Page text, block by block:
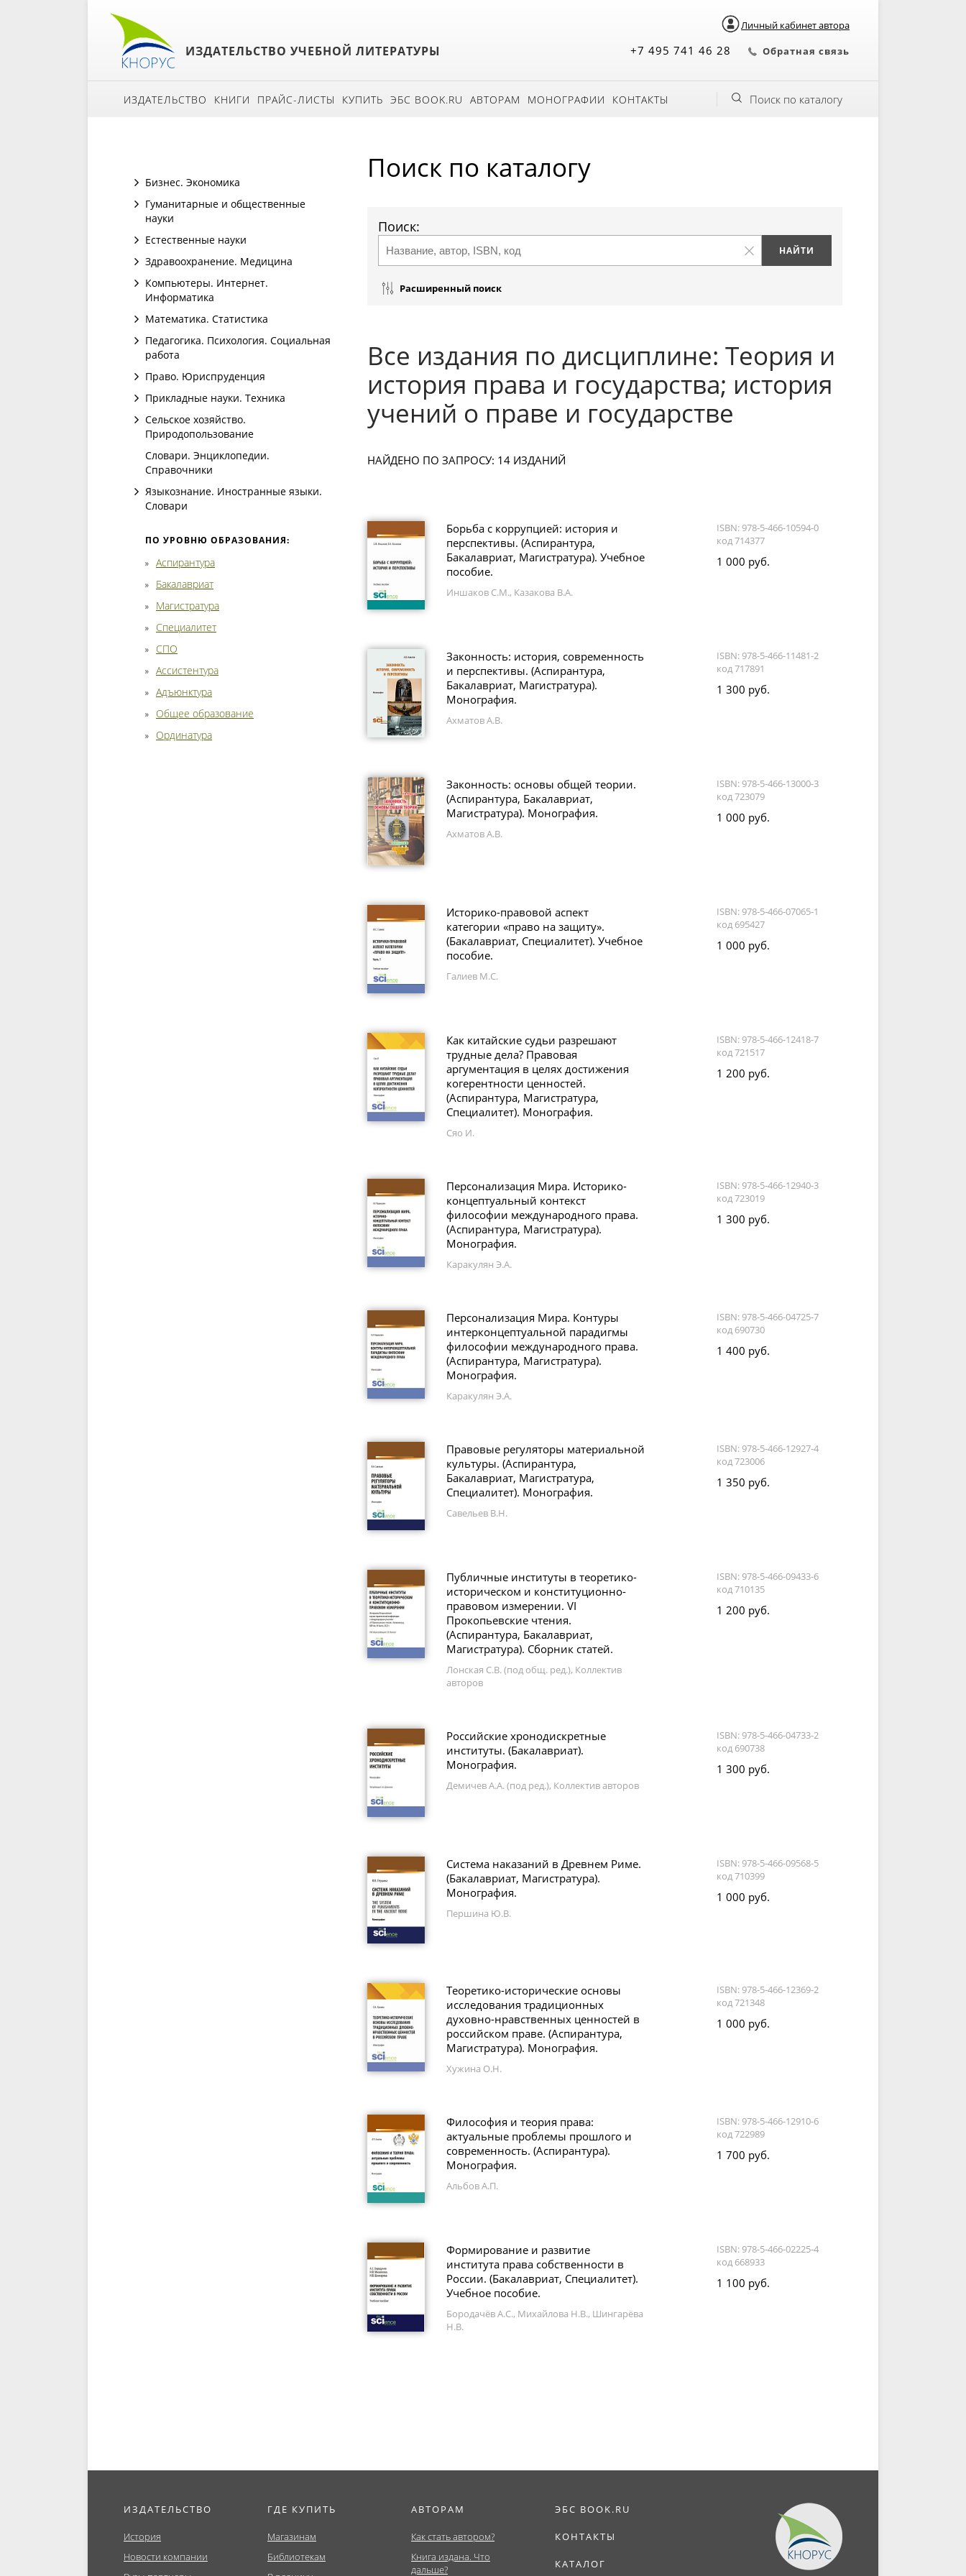
Личный кабинет автора
ИЗДАТЕЛЬСТВО УЧЕБНОЙ ЛИТЕРАТУРЫ +7 495 741 46 28 Обратная связь
ИЗДАТЕЛЬСТВО КНИГИ ПРАЙС-ЛИСТЫ КУПИТЬ ЭБС BOOK.RU АВТОРАМ МОНОГРАФИИ КОНТАКТЫ Поиск по каталогу
Бизнес. Экономика
Гуманитарные и общественные
науки
Естественные науки
Здравоохранение. Медицина
Компьютеры. Интернет.
Информатика
Математика. Статистика
Педагогика. Психология. Социальная
работа
Право. Юриспруденция
Прикладные науки. Техника
Сельское хозяйство.
Природопользование
Словари. Энциклопедии.
Справочники
Языкознание. Иностранные языки.
Словари
ПО УРОВНЮ ОБРАЗОВАНИЯ:
Аспирантура
Бакалавриат
Магистратура
Специалитет
СПО
Ассистентура
Адъюнктура
Общее образование
Ординатура
Поиск по каталогу
Поиск:
Расширенный поиск
Все издания по дисциплине: Теория и
история права и государства; история
учений о праве и государстве
НАЙДЕНО ПО ЗАПРОСУ: 14 ИЗДАНИЙ
Борьба с коррупцией: история и
перспективы. (Аспирантура,
Бакалавриат, Магистратура). Учебное
пособие.
Иншаков С.М., Казакова В.А.
ISBN: 978-5-466-10594-0
код 714377
1 000 руб.
Законность: история, современность
и перспективы. (Аспирантура,
Бакалавриат, Магистратура).
Монография.
Ахматов А.В.
ISBN: 978-5-466-11481-2
код 717891
1 300 руб.
Законность: основы общей теории.
(Аспирантура, Бакалавриат,
Магистратура). Монография.
Ахматов А.В.
ISBN: 978-5-466-13000-3
код 723079
1 000 руб.
Историко-правовой аспект
категории «право на защиту».
(Бакалавриат, Специалитет). Учебное
пособие.
Галиев М.С.
ISBN: 978-5-466-07065-1
код 695427
1 000 руб.
Как китайские судьи разрешают
трудные дела? Правовая
аргументация в целях достижения
когерентности ценностей.
(Аспирантура, Магистратура,
Специалитет). Монография.
Сяо И.
ISBN: 978-5-466-12418-7
код 721517
1 200 руб.
Персонализация Мира. Историко-
концептуальный контекст
философии международного права.
(Аспирантура, Магистратура).
Монография.
Каракулян Э.А.
ISBN: 978-5-466-12940-3
код 723019
1 300 руб.
Персонализация Мира. Контуры
интерконцептуальной парадигмы
философии международного права.
(Аспирантура, Магистратура).
Монография.
Каракулян Э.А.
ISBN: 978-5-466-04725-7
код 690730
1 400 руб.
Правовые регуляторы материальной
культуры. (Аспирантура,
Бакалавриат, Магистратура,
Специалитет). Монография.
Савельев В.Н.
ISBN: 978-5-466-12927-4
код 723006
1 350 руб.
Публичные институты в теоретико-
историческом и конституционно-
правовом измерении. VI
Прокопьевские чтения.
(Аспирантура, Бакалавриат,
Магистратура). Сборник статей.
Лонская С.В. (под общ. ред.), Коллектив
авторов
ISBN: 978-5-466-09433-6
код 710135
1 200 руб.
Российские хронодискретные
институты. (Бакалавриат).
Монография.
Демичев А.А. (под ред.), Коллектив авторов
ISBN: 978-5-466-04733-2
код 690738
1 300 руб.
Система наказаний в Древнем Риме.
(Бакалавриат, Магистратура).
Монография.
Першина Ю.В.
ISBN: 978-5-466-09568-5
код 710399
1 000 руб.
Теоретико-исторические основы
исследования традиционных
духовно-нравственных ценностей в
российском праве. (Аспирантура,
Магистратура). Монография.
Хужина О.Н.
ISBN: 978-5-466-12369-2
код 721348
1 000 руб.
Философия и теория права:
актуальные проблемы прошлого и
современность. (Аспирантура).
Монография.
Альбов А.П.
ISBN: 978-5-466-12910-6
код 722989
1 700 руб.
Формирование и развитие
института права собственности в
России. (Бакалавриат, Специалитет).
Учебное пособие.
Бородачёв А.С., Михайлова Н.В., Шингарёва
Н.В.
ISBN: 978-5-466-02225-4
код 668933
1 100 руб.
ИЗДАТЕЛЬСТВО
История
Новости компании
ГДЕ КУПИТЬ
Магазинам
Библиотекам
АВТОРАМ
Как стать автором?
Книга издана. Что
дальше?
ЭБС BOOK.RU
КОНТАКТЫ
КАТАЛОГ